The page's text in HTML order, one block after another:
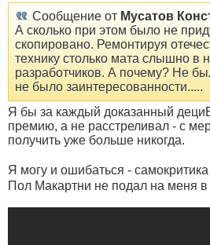
Сообщение от Мусатов
А сколько при этом было не
скопировано. Ремонтируя
технику столько мата слышно в
разработчиков. А почему? Не
не было заинтересованности.....
Я бы за каждый доказанный
премию, а не расстреливал - с
получить уже больше никогда.
Я могу и ошибаться -
Пол Макартни не подал на меня в